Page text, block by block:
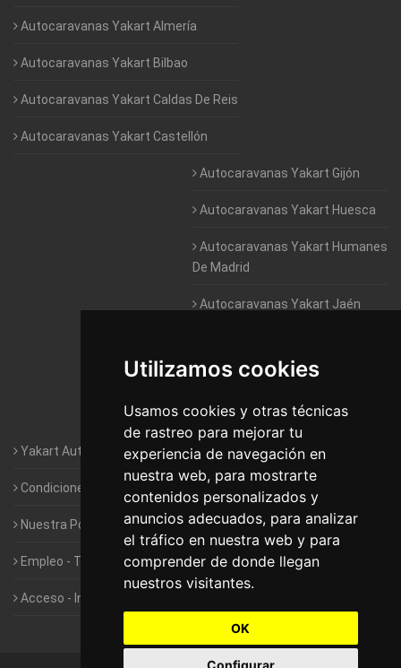
Utilizamos cookies
Usamos cookies y otras técnicas
de rastreo para mejorar tu
experiencia de navegación en
nuestra web, para mostrarte
contenidos personalizados y
anuncios adecuados, para analizar
el tráfico en nuestra web y para
comprender de donde llegan
nuestros visitantes.
OK
Configurar
Autocaravanas Yakart Almería
Autocaravanas Yakart Bilbao
Autocaravanas Yakart Caldas De Reis
Autocaravanas Yakart Castellón
Autocaravanas Yakart Gijón
Autocaravanas Yakart Huesca
Autocaravanas Yakart Humanes
De Madrid
Autocaravanas Yakart Jaén
Autocaravanas Yakart Valencia
Autocaravanas Yakart Vitoria
Yakart Autocaravanas · La empresa
Condiciones de Alquiler de Yakart
Nuestra Política de Privacidad
Empleo - Trabaja con nosotros
Acceso - Intranet de Franquiciados